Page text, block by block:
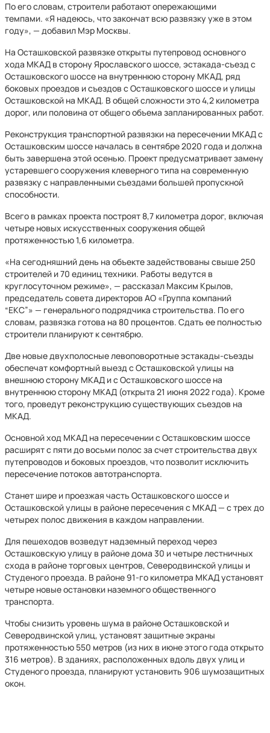
По его словам, строители работают опережающими
темпами. «Я надеюсь, что закончат всю развязку уже в этом
году», — добавил Мэр Москвы.
На Осташковской развязке открыты путепровод основного
хода МКАД в сторону Ярославского шоссе, эстакада-съезд с
Осташковского шоссе на внутреннюю сторону МКАД, ряд
боковых проездов и съездов с Осташковского шоссе и улицы
Осташковской на МКАД. В общей сложности это 4,2 километра
дорог, или половина от общего объема запланированных работ.
Реконструкция транспортной развязки на пересечении МКАД с
Осташковским шоссе началась в сентябре 2020 года и должна
быть завершена этой осенью. Проект предусматривает замену
устаревшего сооружения клеверного типа на современную
развязку с направленными съездами большей пропускной
способности.
Всего в рамках проекта построят 8,7 километра дорог, включая
четыре новых искусственных сооружения общей
протяженностью 1,6 километра.
«На сегодняшний день на объекте задействованы свыше 250
строителей и 70 единиц техники. Работы ведутся в
круглосуточном режиме», — рассказал Максим Крылов,
председатель совета директоров АО «Группа компаний
“ЕКС”» — генерального подрядчика строительства. По его
словам, развязка готова на 80 процентов. Сдать ее полностью
строители планируют к сентябрю.
Две новые двухполосные левоповоротные эстакады-съезды
обеспечат комфортный выезд с Осташковской улицы на
внешнюю сторону МКАД и с Осташковского шоссе на
внутреннюю сторону МКАД (открыта 21 июня 2022 года). Кроме
того, проведут реконструкцию существующих съездов на
МКАД.
Основной ход МКАД на пересечении с Осташковским шоссе
расширят с пяти до восьми полос за счет строительства двух
путепроводов и боковых проездов, что позволит исключить
пересечение потоков автотранспорта.
Станет шире и проезжая часть Осташковского шоссе и
Осташковской улицы в районе пересечения с МКАД — с трех до
четырех полос движения в каждом направлении.
Для пешеходов возведут надземный переход через
Осташковскую улицу в районе дома 30 и четыре лестничных
схода в районе торговых центров, Северодвинской улицы и
Студеного проезда. В районе 91-го километра МКАД установят
четыре новые остановки наземного общественного
транспорта.
Чтобы снизить уровень шума в районе Осташковской и
Северодвинской улиц, установят защитные экраны
протяженностью 550 метров (из них в июне этого года открыто
316 метров). В зданиях, расположенных вдоль двух улиц и
Студеного проезда, планируют установить 906 шумозащитных
окон.